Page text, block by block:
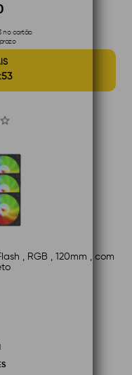
no cartão
, RGB , 120mm , com